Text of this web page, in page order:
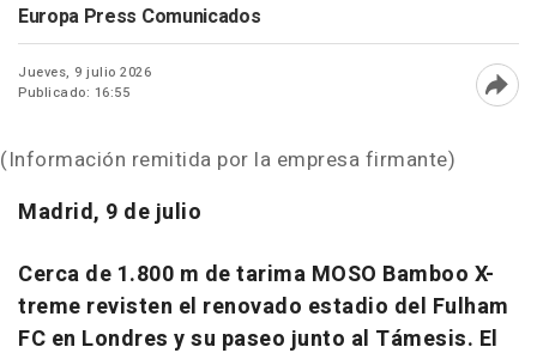
Europa Press Comunicados
Jueves, 9 julio 2026
Publicado: 16:55
(Información remitida por la empresa firmante)
Madrid, 9 de julio
Cerca de 1.800 m de tarima MOSO Bamboo X-
treme revisten el renovado estadio del Fulham
FC en Londres y su paseo junto al Támesis. El